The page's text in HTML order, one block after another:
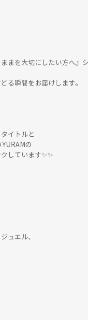
ままを大切にしたい方へ
る瞬間をお届けします。
イトルと
の
しています✨✨
ュエル、